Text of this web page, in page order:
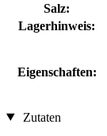
Salz:
Lagerhinweis:
Eigenschaften:
Zutaten